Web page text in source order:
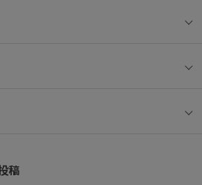
いコーティング素材を採用。
納可能。クッション付きなのでタブレット
稿